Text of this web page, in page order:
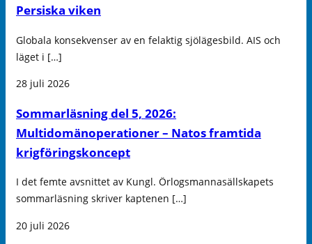
Persiska viken
Globala konsekvenser av en felaktig sjölägesbild. AIS och
läget i […]
28 juli 2026
Sommarläsning del 5, 2026:
Multidomänoperationer – Natos framtida
krigföringskoncept
I det femte avsnittet av Kungl. Örlogsmannasällskapets
sommarläsning skriver kaptenen […]
20 juli 2026